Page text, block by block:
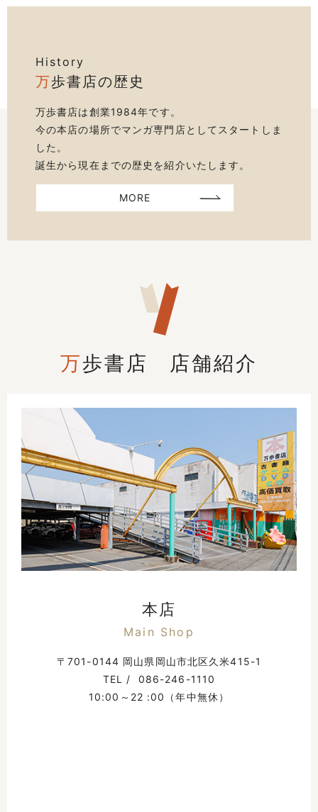
History
万歩書店の歴史
万歩書店は創業1984年です。
今の本店の場所でマンガ専門店としてスタートしま
した。
誕生から現在までの歴史を紹介いたします。
MORE
万歩書店 店舗紹介
本店
Main Shop
〒701-0144 岡山県岡山市北区久米415-1
TEL / 086-246-1110
10:00～22 :00（年中無休）